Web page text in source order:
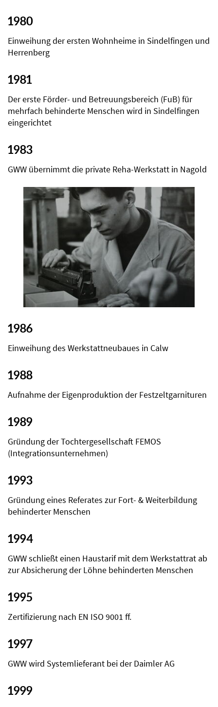
1980
Einweihung der ersten Wohnheime in Sindelfingen und
Herrenberg
1981
Der erste Förder- und Betreuungsbereich (FuB) für
mehrfach behinderte Menschen wird in Sindelfingen
eingerichtet
1983
GWW übernimmt die private Reha-Werkstatt in Nagold
1986
Einweihung des Werkstattneubaues in Calw
1988
Aufnahme der Eigenproduktion der Festzeltgarnituren
1989
Gründung der Tochtergesellschaft FEMOS
(Integrationsunternehmen)
1993
Gründung eines Referates zur Fort- & Weiterbildung
behinderter Menschen
1994
GWW schließt einen Haustarif mit dem Werkstattrat ab
zur Absicherung der Löhne behinderten Menschen
1995
Zertifizierung nach EN ISO 9001 ff.
1997
GWW wird Systemlieferant bei der Daimler AG
1999